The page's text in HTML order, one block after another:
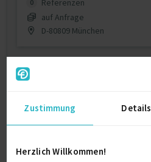
Zustimmung Details
Herzlich Willkommen!
0
Referenzen
auf Anfrage
D-80809 München
Allrounder im Marketing!